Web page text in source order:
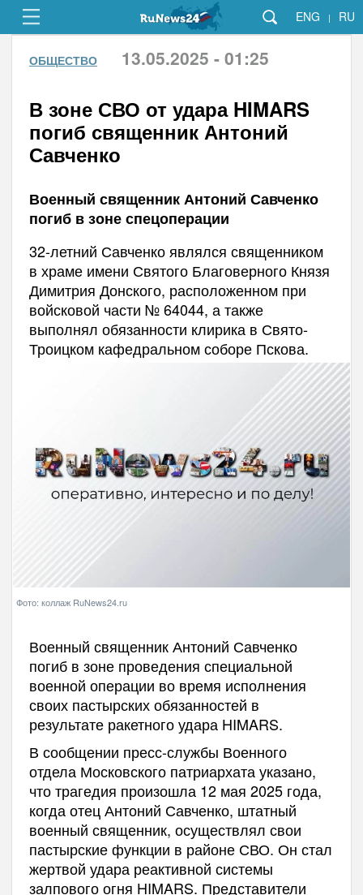
ENG | RU
ОБЩЕСТВО 13.05.2025 - 01:25
В зоне СВО от удара HIMARS
погиб священник Антоний
Савченко
Военный священник Антоний Савченко
погиб в зоне спецоперации
32-летний Савченко являлся священником
в храме имени Святого Благоверного Князя
Димитрия Донского, расположенном при
войсковой части № 64044, а также
выполнял обязанности клирика в Свято-
Троицком кафедральном соборе Пскова.
Фото: коллаж RuNews24.ru
Военный священник Антоний Савченко
погиб в зоне проведения специальной
военной операции во время исполнения
своих пастырских обязанностей в
результате ракетного удара HIMARS.
В сообщении пресс-службы Военного
отдела Московского патриархата указано,
что трагедия произошла 12 мая 2025 года,
когда отец Антоний Савченко, штатный
военный священник, осуществлял свои
пастырские функции в районе СВО. Он стал
жертвой удара реактивной системы
залпового огня HIMARS. Представители